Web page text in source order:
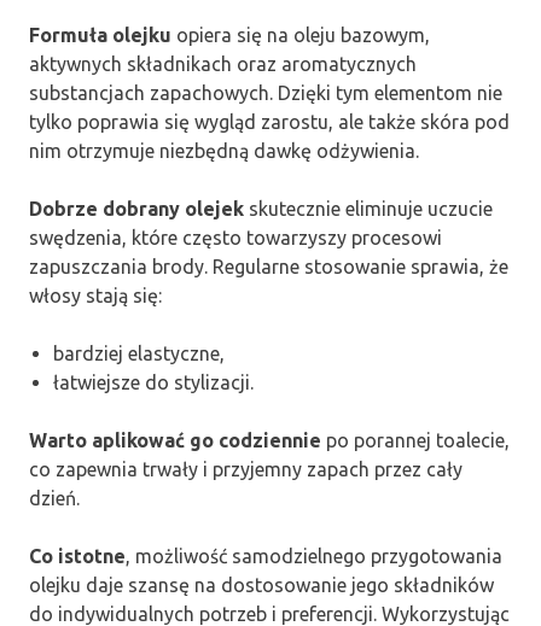
Formuła olejku opiera się na oleju bazowym,
aktywnych składnikach oraz aromatycznych
substancjach zapachowych. Dzięki tym elementom nie
tylko poprawia się wygląd zarostu, ale także skóra pod
nim otrzymuje niezbędną dawkę odżywienia.
Dobrze dobrany olejek skutecznie eliminuje uczucie
swędzenia, które często towarzyszy procesowi
zapuszczania brody. Regularne stosowanie sprawia, że
włosy stają się:
bardziej elastyczne,
łatwiejsze do stylizacji.
Warto aplikować go codziennie po porannej toalecie,
co zapewnia trwały i przyjemny zapach przez cały
dzień.
Co istotne, możliwość samodzielnego przygotowania
olejku daje szansę na dostosowanie jego składników
do indywidualnych potrzeb i preferencji. Wykorzystując